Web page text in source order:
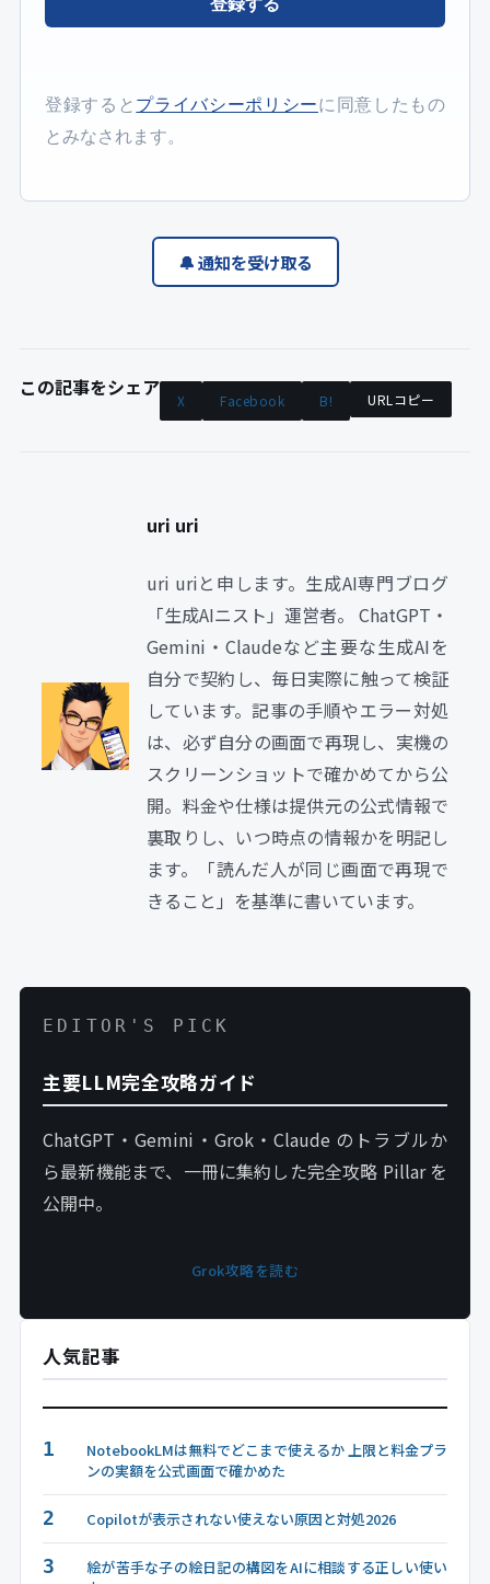
登録すると プライバシーポリシーに同意したもの
とみなされます。
🔔 通知を受け取る
この記事をシェア X Facebook B! URLコピー
uri uri
uri uriと申します。生成AI専門ブログ
「生成AIニスト」運営者。 ChatGPT・
Gemini・Claudeなど主要な生成AIを
自分で契約し、毎日実際に触って検証
しています。記事の手順やエラー対処
は、必ず自分の画面で再現し、実機の
スクリーンショットで確かめてから公
開。料金や仕様は提供元の公式情報で
裏取りし、いつ時点の情報かを明記し
ます。「読んだ人が同じ画面で再現で
きること」を基準に書いています。
EDITOR'S PICK
主要LLM完全攻略ガイド
ChatGPT・Gemini・Grok・Claude のトラブルか
ら最新機能まで、一冊に集約した完全攻略 Pillar を
公開中。
Grok攻略を読む
人気記事
1
NotebookLMは無料でどこまで使えるか 上限と料金プラ
ンの実額を公式画面で確かめた
2 Copilotが表示されない使えない原因と対処2026
3
絵が苦手な子の絵日記の構図をAIに相談する正しい使い